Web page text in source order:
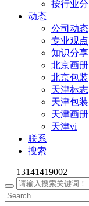
按行业分
动态
公司动态
专业观点
知识分享
北京画册
北京包装
天津标志
天津包装
天津画册
天津vi
联系
搜索
13141419002